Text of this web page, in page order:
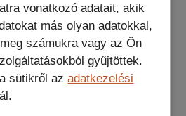
vonatkozó adatait, akik
más olyan adatokkal,
számukra vagy az Ön
gyűjtöttek.
sütikről azadatkezelési
karaktert ad az
Ezenkívül védik az